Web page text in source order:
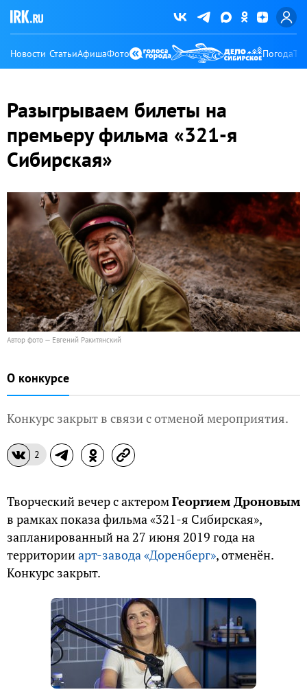
Новости СтатьиАфишаФото Погода
Разыгрываем билеты на
премьеру фильма «321-я
Сибирская»
Автор фото — Евгений Ракитянский
О конкурсе
Конкурс закрыт в связи с отменой мероприятия.
2
Творческий вечер с актеромГеоргием Дроновым
в рамках показа фильма «321-я Сибирская»,
запланированный на 27 июня 2019 года на
территорииарт-завода «Доренберг», отменён.
Конкурс закрыт.